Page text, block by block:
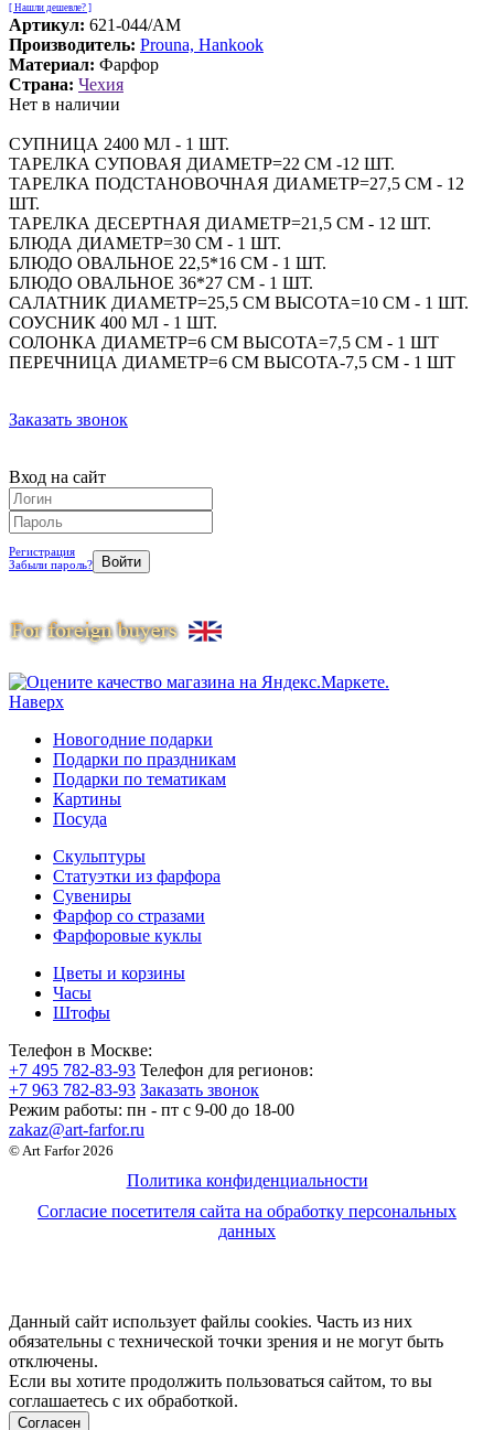
[ Нашли дешевле? ]
Артикул: 621-044/AM
Производитель: Prouna, Hankook
Материал: Фарфор
Страна: Чехия
Нет в наличии
СУПНИЦА 2400 МЛ - 1 ШТ.
ТАРЕЛКА СУПОВАЯ ДИАМЕТР=22 СМ -12 ШТ.
ТАРЕЛКА ПОДСТАНОВОЧНАЯ ДИАМЕТР=27,5 СМ - 12
ШТ.
ТАРЕЛКА ДЕСЕРТНАЯ ДИАМЕТР=21,5 СМ - 12 ШТ.
БЛЮДА ДИАМЕТР=30 СМ - 1 ШТ.
БЛЮДО ОВАЛЬНОЕ 22,5*16 СМ - 1 ШТ.
БЛЮДО ОВАЛЬНОЕ 36*27 СМ - 1 ШТ.
САЛАТНИК ДИАМЕТР=25,5 СМ ВЫСОТА=10 СМ - 1 ШТ.
СОУСНИК 400 МЛ - 1 ШТ.
СОЛОНКА ДИАМЕТР=6 СМ ВЫСОТА=7,5 СМ - 1 ШТ
ПЕРЕЧНИЦА ДИАМЕТР=6 СМ ВЫСОТА-7,5 СМ - 1 ШТ
Заказать звонок
Вход на сайт
Регистрация
Забыли пароль?
Наверх
Новогодние подарки
Подарки по праздникам
Подарки по тематикам
Картины
Посуда
Скульптуры
Статуэтки из фарфора
Сувениры
Фарфор со стразами
Фарфоровые куклы
Цветы и корзины
Часы
Штофы
Телефон в Москве:
+7 495 782-83-93 Телефон для регионов:
+7 963 782-83-93 Заказать звонок
Режим работы: пн - пт c 9-00 до 18-00
zakaz@art-farfor.ru
© Art Farfor 2026
Политика конфиденциальности
Согласие посетителя сайта на обработку персональных
данных
Данный сайт использует файлы cookies. Часть из них
обязательны с технической точки зрения и не могут быть
отключены.
Если вы хотите продолжить пользоваться сайтом, то вы
соглашаетесь с их обработкой.